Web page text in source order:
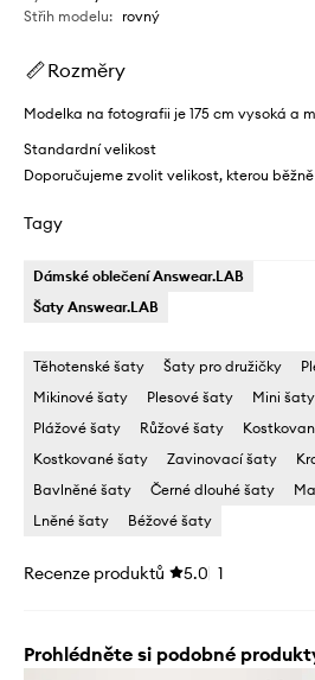
Střih modelu: rovný
Rozměry
Modelka na fotografii je 175 cm vysoká a
Standardní velikost
Doporučujeme zvolit velikost, kterou
Tagy
Dámské oblečení Answear.LAB
Šaty Answear.LAB
Těhotenské šaty Šaty pro družičky
Mikinové šaty
Plesové šaty Mini šaty
Plážové šaty
Růžové šaty
Kostkované šaty
Zavinovací šaty
Bavlněné šaty
Černé dlouhé šaty
Lněné šaty
Béžové šaty
Recenze produktů 5.0 1
Prohlédněte si podobné